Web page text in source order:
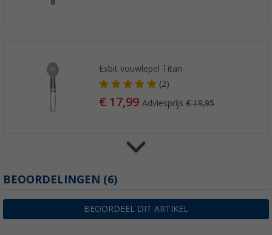
Esbit vouwlepel Titan
(2)
€ 17,99Adviesprijs€ 19,95
Esbit 2 in 1 vork/lepel titanium
€ 17,99Adviesprijs€ 19,95
BEOORDELINGEN (6)
BEOORDEEL DIT ARTIKEL